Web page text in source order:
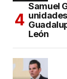
Samuel
León